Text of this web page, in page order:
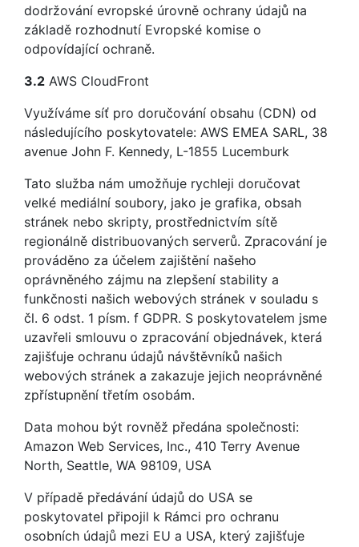
dodržování evropské úrovně ochrany údajů na
základě rozhodnutí Evropské komise o
odpovídající ochraně.
3.2 AWS CloudFront
Využíváme síť pro doručování obsahu (CDN) od
následujícího poskytovatele: AWS EMEA SARL, 38
avenue John F. Kennedy, L-1855 Lucemburk
Tato služba nám umožňuje rychleji doručovat
velké mediální soubory, jako je grafika, obsah
stránek nebo skripty, prostřednictvím sítě
regionálně distribuovaných serverů. Zpracování je
prováděno za účelem zajištění našeho
oprávněného zájmu na zlepšení stability a
funkčnosti našich webových stránek v souladu s
čl. 6 odst. 1 písm. f GDPR. S poskytovatelem jsme
uzavřeli smlouvu o zpracování objednávek, která
zajišťuje ochranu údajů návštěvníků našich
webových stránek a zakazuje jejich neoprávněné
zpřístupnění třetím osobám.
Data mohou být rovněž předána společnosti:
Amazon Web Services, Inc., 410 Terry Avenue
North, Seattle, WA 98109, USA
V případě předávání údajů do USA se
poskytovatel připojil k Rámci pro ochranu
osobních údajů mezi EU a USA, který zajišťuje